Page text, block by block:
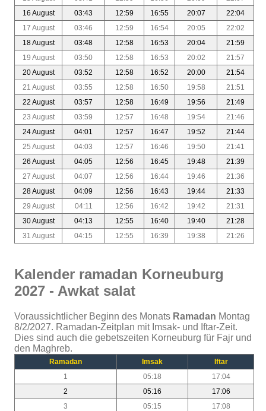
16 August
03:43 12:59 16:55 20:07
22:04
17 August
03:46 12:59 16:54 20:05
22:02
18 August
03:48 12:58 16:53 20:04
21:59
19 August
03:50 12:58 16:53 20:02
21:57
20 August
03:52 12:58 16:52 20:00
21:54
21 August
03:55 12:58 16:50 19:58
21:51
22 August
03:57 12:58 16:49 19:56
21:49
23 August
03:59 12:57 16:48 19:54
21:46
24 August
04:01 12:57 16:47 19:52
21:44
25 August
04:03 12:57 16:46 19:50
21:41
26 August
04:05 12:56 16:45 19:48
21:39
27 August
04:07 12:56 16:44 19:46
21:36
28 August
04:09 12:56 16:43 19:44
21:33
29 August
04:11 12:56 16:42 19:42
21:31
30 August
04:13 12:55 16:40 19:40
21:28
31 August
04:15 12:55 16:39 19:38 21:26
Kalender ramadan Korneuburg
2027 - Awkat salat
Voraussichtlicher Beginn des Monats Ramadan Montag
8/2/2027. Ramadan-Zeitplan mit Imsak- und Iftar-Zeit.
Dies sind auch die gebetszeiten Korneuburg für Fajr und
den Maghreb.
Ramadan Imsak
Iftar
1
05:18
17:04
2
05:16
17:06
3
05:15
17:08